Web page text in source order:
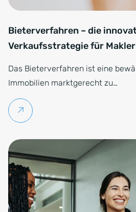
Bieterverfahren – die
Verkaufsstrategie für Makler
Das Bieterverfahren ist eine
Immobilien marktgerecht zu…
Weiterlesen